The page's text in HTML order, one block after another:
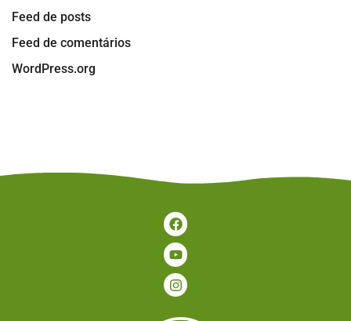
Feed de posts
Feed de comentários
WordPress.org